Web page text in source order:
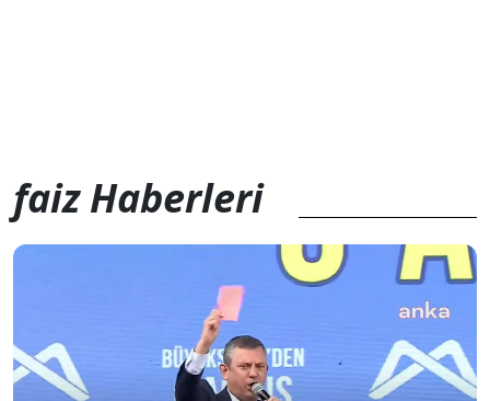
faiz Haberleri